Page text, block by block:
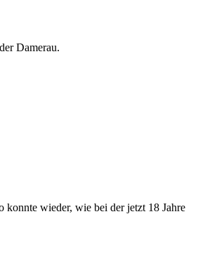
Damerau.
wieder, wie bei der jetzt 18 Jahre